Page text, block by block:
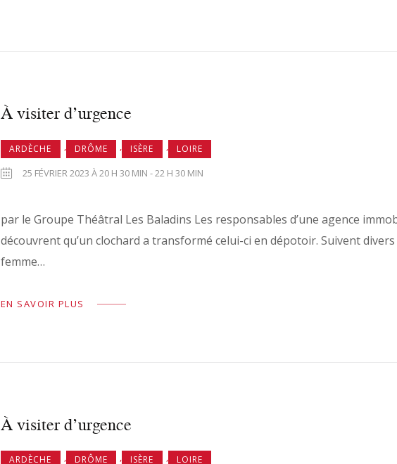
À visiter d’urgence
ARDÈCHE DRÔME ISÈRE LOIRE
25 FÉVRIER 2023 À 20 H 30 MIN - 22 H 30 MIN
par le Groupe Théâtral Les Baladins Les responsables d’une agence
découvrent qu’un clochard a transformé celui-ci en dépotoir. Suivent
femme…
EN SAVOIR PLUS
À visiter d’urgence
ARDÈCHE , DRÔME , ISÈRE , LOIRE